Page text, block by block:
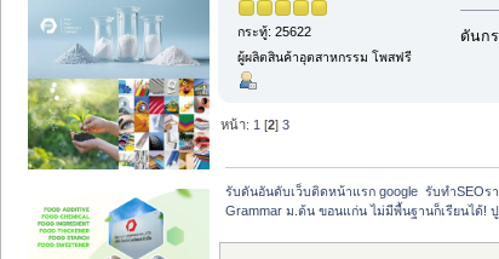
กระทู้: 25622
ผู้ผลิตสินค้าอุตสาหกรรม โพสฟรี
ดันก
หน้า: 1 [2]3
รับดันอันดับเว็บติดหน้าแรก google  รับทำSEOร
Grammar ม.ต้น ขอนแก่น ไม่มีพื้นฐานก็เรียนได้!